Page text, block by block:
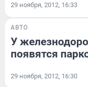
29 ноября, 2012, 16:33
АВТО
У
появятся
29 ноября, 2012, 16:30